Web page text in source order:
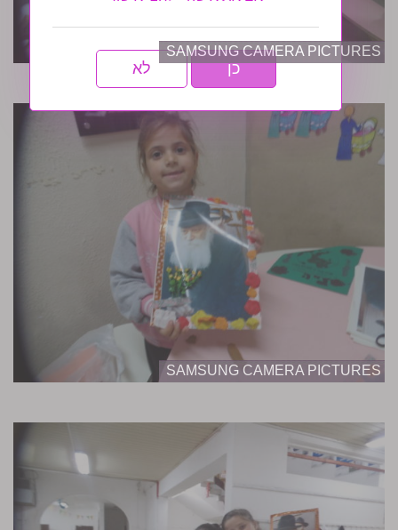
SAMSUNG CAMERA PICTURES
SAMSUNG CAMERA PICTURES
כן לא